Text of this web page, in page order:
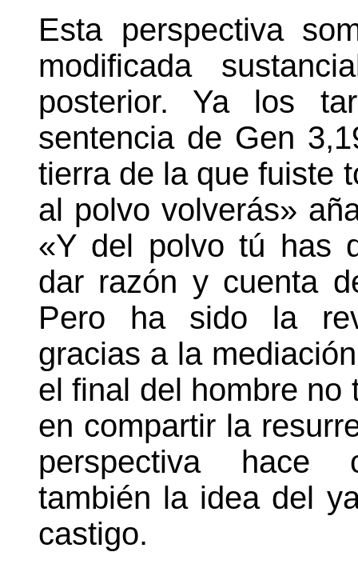
Esta perspectiva
modificada
posterior. Ya los
sentencia de Gen
tierra de la que fuiste
al polvo volverás»
«Y del polvo tú has
dar razón y cuenta
Pero ha sido la
gracias a la
el final del hombre no
en compartir la
perspectiva hace
también la idea del
castigo.